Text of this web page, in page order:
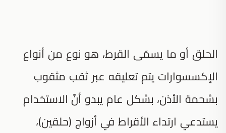
الحلق أو ما يسمّى القرط، هو نوع من أنواع
الإكسسوارات يتم تعليقه عبر ثقب مثقوب
بشحمة الأذن، بشكل عام يبدو أنّ الاستخدام
يستدعي ارتداء الأقراط في أزواج (حلقين)،